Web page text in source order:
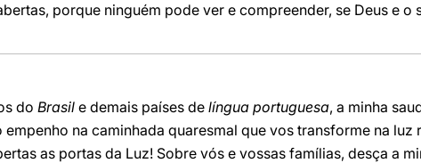
porque ninguém pode ver e compreender, se Deus e o
do Brasil e demais países de língua portuguesa, a minha
na caminhada quaresmal que vos transforme na luz
as portas da Luz! Sobre vós e vossas famílias, desça a